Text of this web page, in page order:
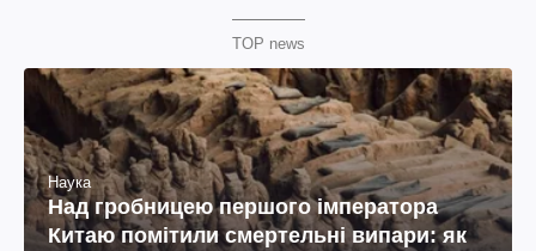
TOP news
Наука
Над гробницею першого імператора
Китаю помітили смертельні випари: як